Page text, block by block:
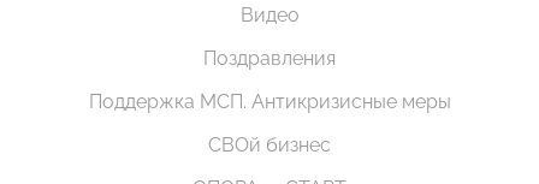
Видео
Поздравления
Поддержка МСП. Антикризисные меры
СВОй бизнес